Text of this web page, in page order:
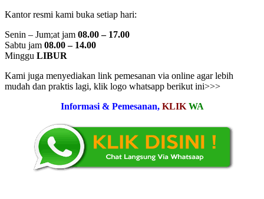
Kantor resmi kami buka setiap hari:
Senin – Jum;at jam 08.00 – 17.00
Sabtu jam 08.00 – 14.00
Minggu LIBUR
Kami juga menyediakan link pemesanan via online agar lebih
mudah dan praktis lagi, klik logo whatsapp berikut ini>>>
Informasi & Pemesanan, KLIK WA